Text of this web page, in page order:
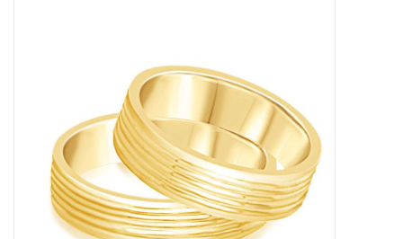
Baby Armbanden
Armbanden
Man Ringen